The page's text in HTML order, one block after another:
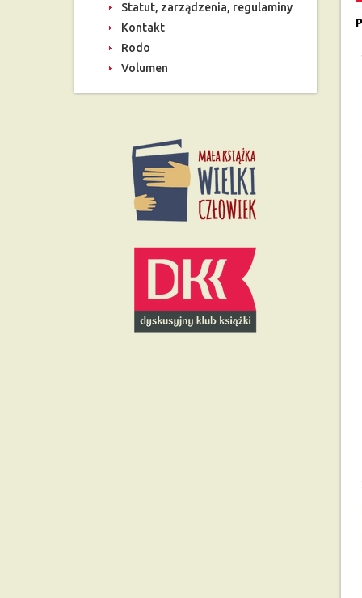
Statut, zarządzenia, regulaminy
Kontakt
Rodo
Volumen